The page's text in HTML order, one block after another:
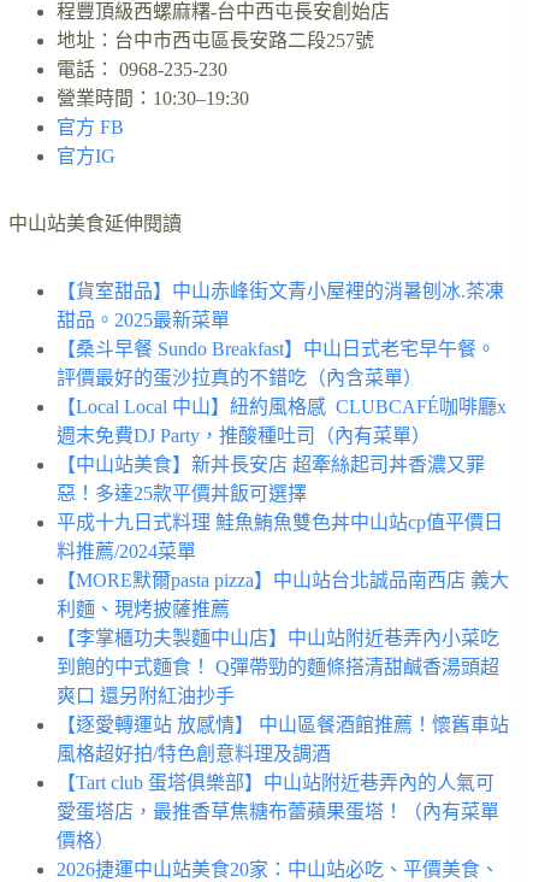
程豐頂級西螺麻糬-台中西屯長安創始店
地址：台中市西屯區長安路二段257號
電話： 0968-235-230
營業時間：10:30–19:30
官方 FB
官方IG
中山站美食延伸閱讀
【貨室甜品】中山赤峰街文青小屋裡的消暑刨冰.茶凍
甜品。2025最新菜單
【桑斗早餐 Sundo Breakfast】中山日式老宅早午餐。
評價最好的蛋沙拉真的不錯吃（內含菜單）
【Local Local 中山】紐約風格感 CLUBCAFÉ咖啡廳x
週末免費DJ Party，推酸種吐司（內有菜單）
【中山站美食】新丼長安店 超牽絲起司丼香濃又罪
惡！多達25款平價丼飯可選擇
平成十九日式料理 鮭魚鮪魚雙色丼中山站cp值平價日
料推薦/2024菜單
【MORE默爾pasta pizza】中山站台北誠品南西店 義大
利麵、現烤披薩推薦
【李掌櫃功夫製麵中山店】中山站附近巷弄內小菜吃
到飽的中式麵食！ Q彈帶勁的麵條搭清甜鹹香湯頭超
爽口 還另附紅油抄手
【逐愛轉運站 放感情】 中山區餐酒館推薦！懷舊車站
風格超好拍/特色創意料理及調酒
【Tart club 蛋塔俱樂部】中山站附近巷弄內的人氣可
愛蛋塔店，最推香草焦糖布蕾蘋果蛋塔！（內有菜單
價格）
2026捷運中山站美食20家：中山站必吃、平價美食、